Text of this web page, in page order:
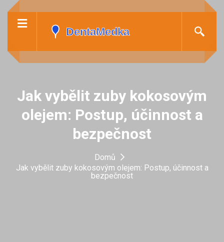
Jak vybělit zuby kokosovým
olejem: Postup, účinnost a
bezpečnost
Domů
Jak vybělit zuby kokosovým olejem: Postup, účinnost a
bezpečnost